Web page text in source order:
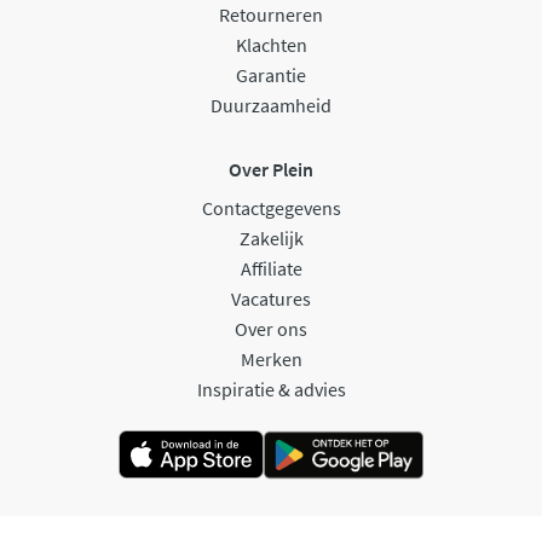
Retourneren
Klachten
Garantie
Duurzaamheid
Over Plein
Contactgegevens
Zakelijk
Affiliate
Vacatures
Over ons
Merken
Inspiratie & advies